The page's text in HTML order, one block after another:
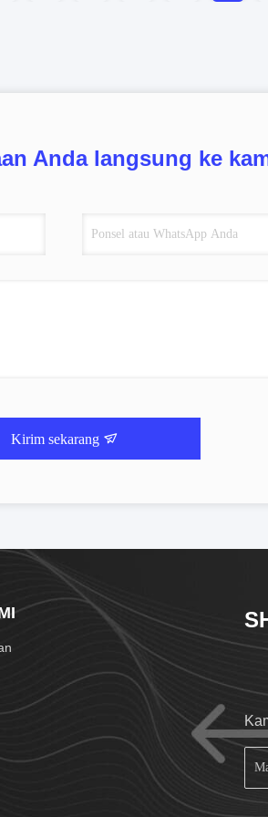
Anda langsung ke
Kirim sekarang